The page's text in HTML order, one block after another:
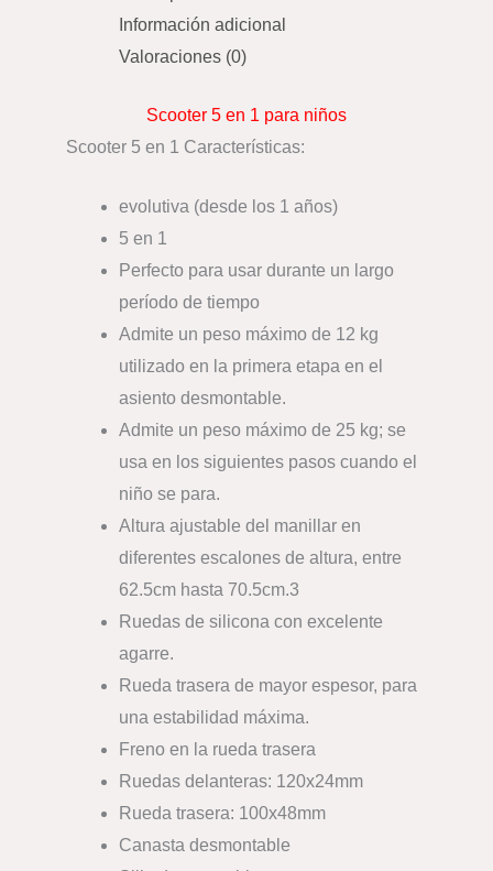
Información adicional
Valoraciones (0)
Scooter 5 en 1 para niños
Scooter 5 en 1 Características:
evolutiva (desde los 1 años)
5 en 1
Perfecto para usar durante un largo
período de tiempo
Admite un peso máximo de 12 kg
utilizado en la primera etapa en el
asiento desmontable.
Admite un peso máximo de 25 kg; se
usa en los siguientes pasos cuando el
niño se para.
Altura ajustable del manillar en
diferentes escalones de altura, entre
62.5cm hasta 70.5cm.3
Ruedas de silicona con excelente
agarre.
Rueda trasera de mayor espesor, para
una estabilidad máxima.
Freno en la rueda trasera
Ruedas delanteras: 120x24mm
Rueda trasera: 100x48mm
Canasta desmontable